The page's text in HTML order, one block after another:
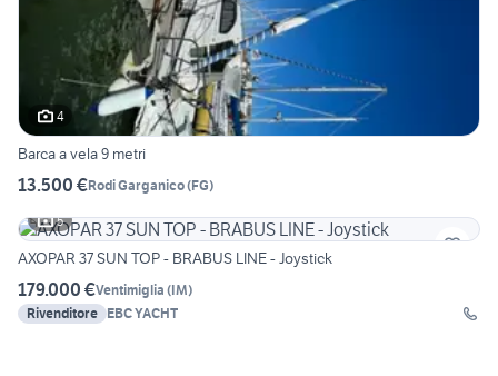
4
Barca a vela 9 metri
13.500 €Rodi Garganico(FG)
5
AXOPAR 37 SUN TOP - BRABUS LINE - Joystick
179.000 €Ventimiglia (IM)
Rivenditore EBC YACHT